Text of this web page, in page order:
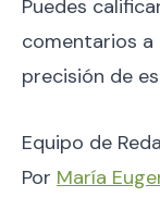
Puedes
comentarios a
precisión de
Equipo de
Por María